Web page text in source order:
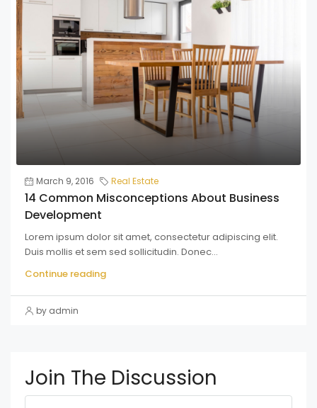
March 9, 2016 Real Estate
14 Common Misconceptions About Business
Development
Lorem ipsum dolor sit amet, consectetur adipiscing elit.
Duis mollis et sem sed sollicitudin. Donec...
Continue reading
by admin
Join The Discussion